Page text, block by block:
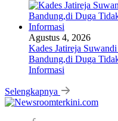
Agustus 4, 2026
Kades Jatireja
Bandung,di Duga
Informasi
Selengkapnya